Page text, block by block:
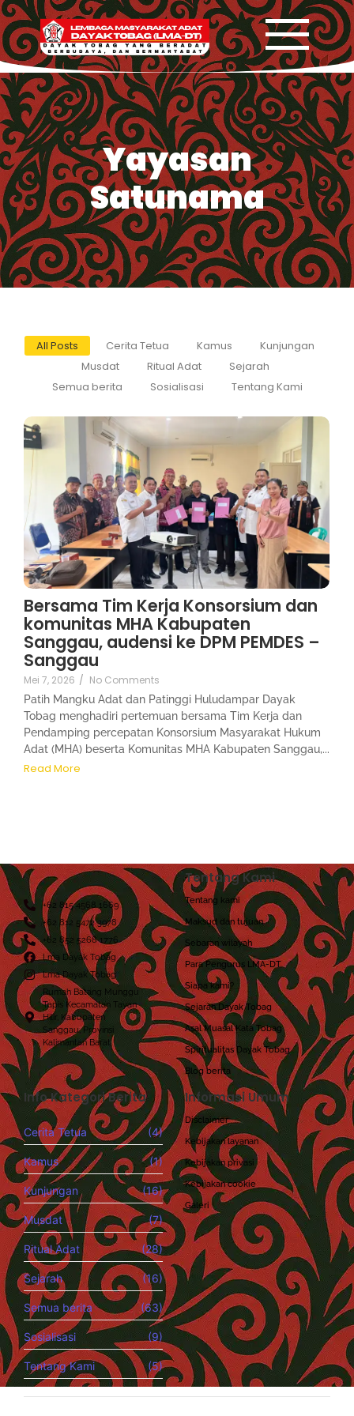
Yayasan
Satunama
All Posts Cerita Tetua Kamus
Kunjungan
Musdat
Ritual Adat
Sejarah
Semua berita
Sosialisasi Tentang Kami
Bersama Tim Kerja Konsorsium dan
komunitas MHA Kabupaten
Sanggau, audensi ke DPM PEMDES –
Sanggau
Mei 7, 2026 / No Comments
Patih Mangku Adat dan Patinggi Huludampar Dayak
Tobag menghadiri pertemuan bersama Tim Kerja dan
Pendamping percepatan Konsorsium Masyarakat Hukum
Adat (MHA) beserta Komunitas MHA Kabupaten Sanggau,...
Read More
+62 815 4568 1669
+62 812 5472 3978
+62 852 5268 1776
Lma Dayak Tobag
Lma Dayak Tobag
Rumah Batang Munggu
Tapis Kecamatan Tayan
Hilir, Kabupaten
Sanggau, Provinsi
Kalimantan Barat.
Tentang Kami
Tentang kami
Maksud dan tujuan
Sebaran wilayah
Para Pengurus LMA-DT
Siapa kami?
Sejarah Dayak Tobag
Asal Muasal Kata Tobag
Spiritualitas Dayak Tobag
Blog berita
Info Kategori Berita
Cerita Tetua (4)
Kamus (1)
Kunjungan (16)
Musdat (7)
Ritual Adat (28)
Sejarah (16)
Semua berita (63)
Sosialisasi (9)
Tentang Kami (5)
Informasi Umum
Disclaimer
Kebijakan layanan
Kebijakan privasi
Kebijakan cookie
Galeri